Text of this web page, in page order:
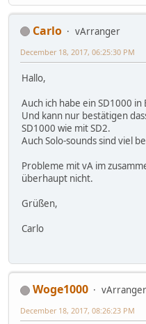
Carlo
vArranger
December 18, 2017, 06:25:30 PM
Hallo,
Auch ich habe ein SD1000 in
Und kann nur bestätigen
SD1000 wie mit SD2.
Auch Solo-sounds sind viel
Probleme mit vA im
überhaupt nicht.
Grüßen,
Carlo
Woge1000
vArranger
December 18, 2017, 08:26:23 PM